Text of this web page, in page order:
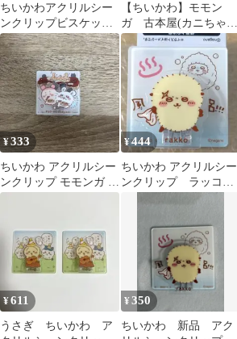
ちいかわアクリルシー
ンクリップビスケッ
ト ラッコ&お包みモ
モンガアクリルクリッ
プ
【ちいかわ】モモン
ガ 古本屋(カニちゃ
ん) アクリルシーンク
リップビスケット
¥333
ちいかわ アクリルシー
ンクリップ モモンガ 古
本屋
¥444
ちいかわ アクリルシー
ンクリップ ラッコ
¥611
うさぎ ちいかわ ア
¥350
ちいかわ 新品 アク